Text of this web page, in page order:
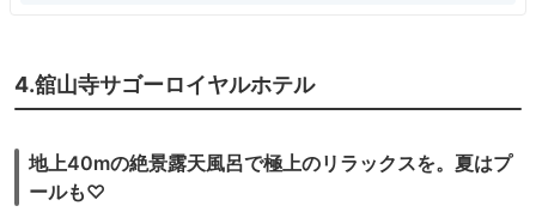
た。
この食事が見事なもので見た目も仕事も美しく、朝夕大変きちんとした和
4.舘山寺サゴーロイヤルホテル
地上40mの絶景露天風呂で極上のリラックスを。夏はプ
ールも♡